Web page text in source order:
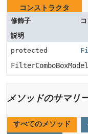
コンストラクタ
修飾子
説明
protected
FilterComboBoxModel
メソッドのサマリ
すべてのメソッド